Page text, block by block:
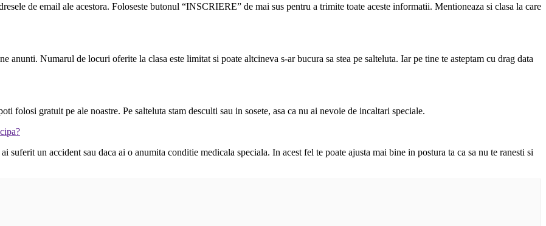
de email ale acestora. Foloseste butonul “INSCRIERE” de mai sus pentru a trimite toate aceste informatii. Mentioneaza si clasa la care
anunti. Numarul de locuri oferite la clasa este limitat si poate altcineva s-ar bucura sa stea pe salteluta. Iar pe tine te asteptam cu drag data
folosi gratuit pe ale noastre. Pe salteluta stam desculti sau in sosete, asa ca nu ai nevoie de incaltari speciale.
suferit un accident sau daca ai o anumita conditie medicala speciala. In acest fel te poate ajusta mai bine in postura ta ca sa nu te ranesti si